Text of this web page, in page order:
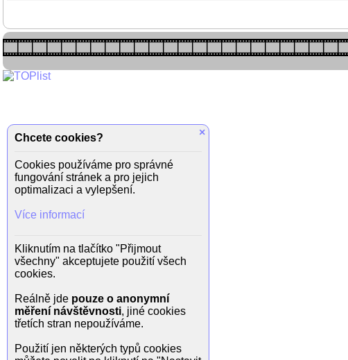
×
Chcete cookies?
Cookies používáme pro správné
fungování stránek a pro jejich
optimalizaci a vylepšení.
Více informací
Kliknutím na tlačítko "Přijmout
všechny" akceptujete použití všech
cookies.
Reálně jde pouze o anonymní
měření návštěvnosti, jiné cookies
třetích stran nepoužíváme.
Použití jen některých typů cookies